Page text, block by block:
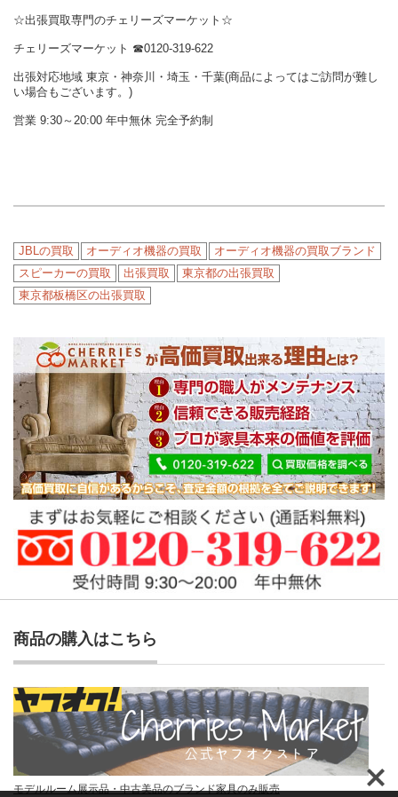
☆出張買取専門のチェリーズマーケット☆
チェリーズマーケット ☎︎0120-319-622
出張対応地域 東京・神奈川・埼玉・千葉(商品によってはご訪問が難し
い場合もございます。)
営業 9:30～20:00 年中無休 完全予約制
JBLの買取 オーディオ機器の買取
オーディオ機器の買取ブランド
スピーカーの買取
出張買取
東京都の出張買取
東京都板橋区の出張買取
商品の購入はこちら
モデルルーム展示品・中古美品のブランド家具のみ販売